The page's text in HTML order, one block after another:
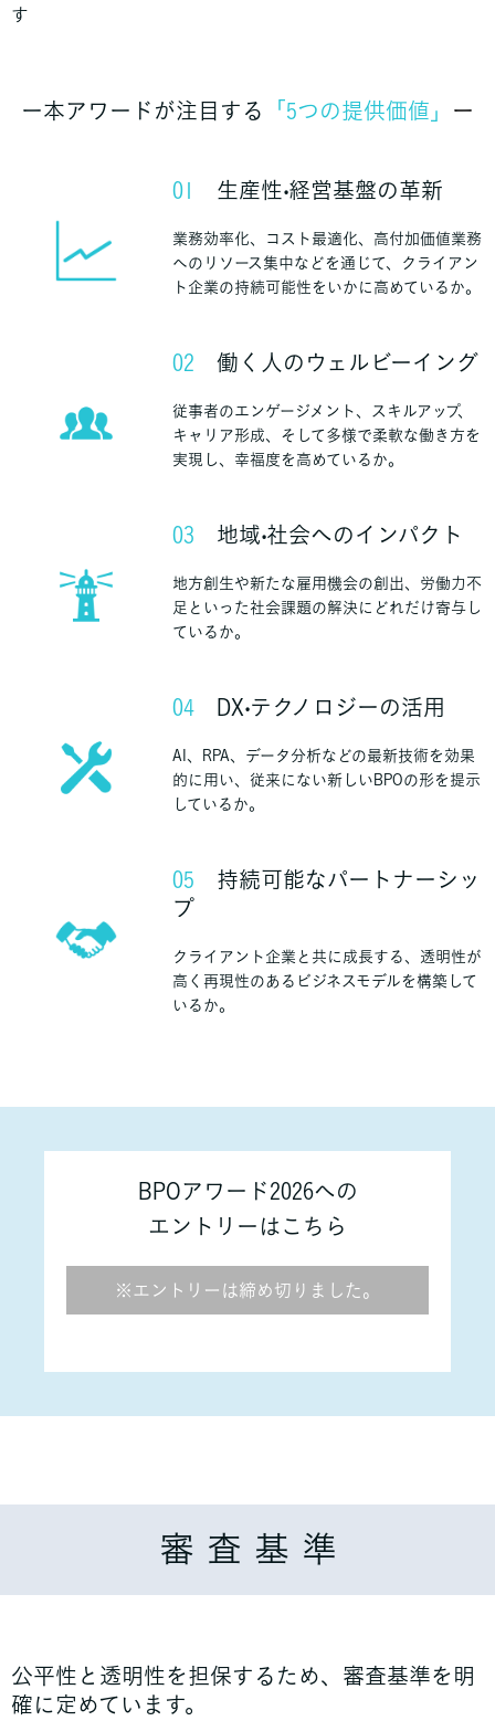
す
ー本アワードが注目する 「5つの提供価値」 ー
01 生産性‧経営基盤の革新
業務効率化、コスト最適化、高付加価値業務
へのリソース集中などを通じて、クライアン
ト企業の持続可能性をいかに高めているか。
02 働く人のウェルビーイング
従事者のエンゲージメント、スキルアップ、
キャリア形成、そして多様で柔軟な働き方を
実現し、幸福度を高めているか。
03 地域‧社会へのインパクト
地方創生や新たな雇用機会の創出、労働力不
足といった社会課題の解決にどれだけ寄与し
ているか。
04 DX‧テクノロジーの活用
AI、RPA、データ分析などの最新技術を効果
的に用い、従来にない新しいBPOの形を提示
しているか。
05 持続可能なパートナーシッ
プ
クライアント企業と共に成長する、透明性が
高く再現性のあるビジネスモデルを構築して
いるか。
BPOアワード2026への
エントリーはこちら
※エントリーは締め切りました。
審 査 基 準
公平性と透明性を担保するため、審査基準を明
確に定めています。